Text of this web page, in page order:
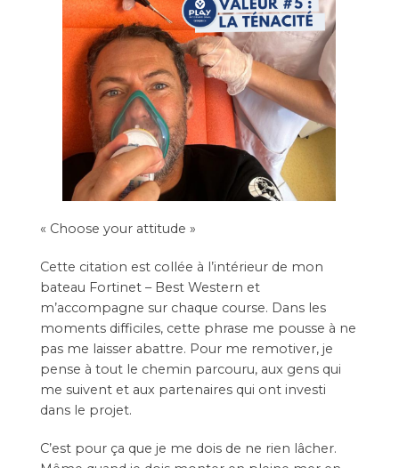
« Choose your attitude »
Cette citation est collée à l’intérieur de mon
bateau Fortinet – Best Western et
m’accompagne sur chaque course. Dans les
moments difficiles, cette phrase me pousse à ne
pas me laisser abattre. Pour me remotiver, je
pense à tout le chemin parcouru, aux gens qui
me suivent et aux partenaires qui ont investi
dans le projet.
C’est pour ça que je me dois de ne rien lâcher.